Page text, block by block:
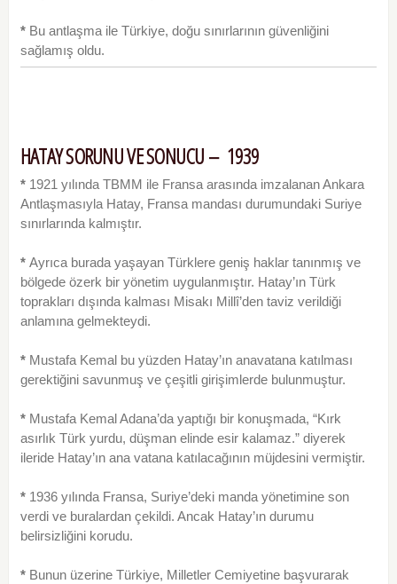
* Bu antlaşma ile Türkiye, doğu sınırlarının gü­venliğini
sağlamış oldu.
HATAY SORUNU VE SONUCU – 1939
* 1921 yılında TBMM ile Fransa arasında imza­lanan Ankara
Antlaşmasıyla Hatay, Fransa mandası durumundaki Suriye
sınırlarında kalmıştır.
* Ayrıca burada yaşayan Türklere geniş haklar tanınmış ve
bölgede özerk bir yönetim uygulanmıştır. Hatay’ın Türk
toprakları dışında kalması Misakı Millî’den taviz verildiği
anlamına gelmekteydi.
* Mustafa Kemal bu yüzden Hatay’ın anavatana katılması
gerektiğini savunmuş ve çeşitli girişimlerde bulunmuştur.
* Mustafa Kemal Adana’da yaptığı bir konuşmada, “Kırk
asırlık Türk yurdu, düşman elinde esir kalamaz.” diyerek
ileride Hatay’ın ana vatana katılacağının müj­desini vermiştir.
* 1936 yılında Fransa, Suriye’deki manda yöne­timine son
verdi ve buralardan çekildi. Ancak Hatay’ın durumu
belirsizliğini korudu.
* Bunun üzerine Türkiye, Milletler Cemiyetine başvurarak